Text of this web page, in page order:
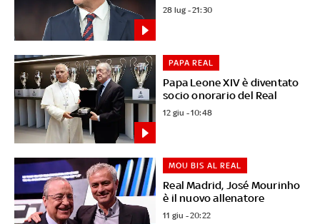
28 lug - 21:30
Papa Leone XIV è diventato
socio onorario del Real
PAPA REAL
12 giu - 10:48
Real Madrid, José Mourinho
è il nuovo allenatore
MOU BIS AL REAL
11 giu - 20:22